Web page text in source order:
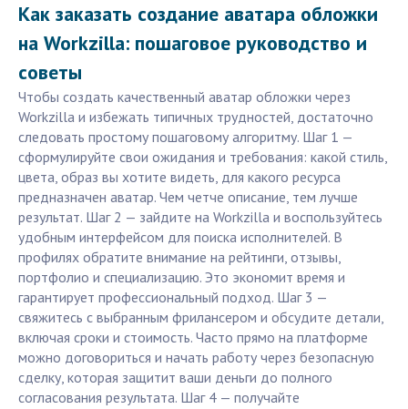
Как заказать создание аватара обложки
на Workzilla: пошаговое руководство и
советы
Чтобы создать качественный аватар обложки через
Workzilla и избежать типичных трудностей, достаточно
следовать простому пошаговому алгоритму. Шаг 1 —
сформулируйте свои ожидания и требования: какой стиль,
цвета, образ вы хотите видеть, для какого ресурса
предназначен аватар. Чем четче описание, тем лучше
результат. Шаг 2 — зайдите на Workzilla и воспользуйтесь
удобным интерфейсом для поиска исполнителей. В
профилях обратите внимание на рейтинги, отзывы,
портфолио и специализацию. Это экономит время и
гарантирует профессиональный подход. Шаг 3 —
свяжитесь с выбранным фрилансером и обсудите детали,
включая сроки и стоимость. Часто прямо на платформе
можно договориться и начать работу через безопасную
сделку, которая защитит ваши деньги до полного
согласования результата. Шаг 4 — получайте